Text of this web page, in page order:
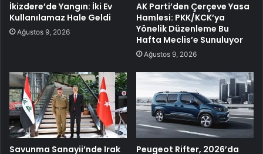
İkizdere’de Yangın: İki Ev
Kullanılamaz Hale Geldi
Ağustos 9, 2026
AK Parti’den Çerçeve Yasa
Hamlesi: PKK/KCK’ya
Yönelik Düzenleme Bu
Hafta Meclis’e Sunuluyor
Ağustos 9, 2026
Savunma Sanayii’nde Irak
Peugeot Rifter, 2026’da